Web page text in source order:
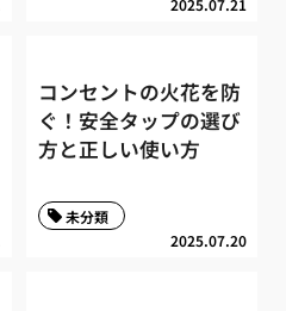
2025.07.21
コンセントの火花を防
ぐ！安全タップの選び
方と正しい使い方
2025.07.20
未分類